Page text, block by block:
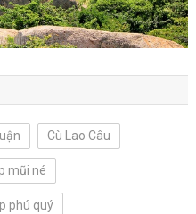
Cù Lao Câu
mũi né
phú quý